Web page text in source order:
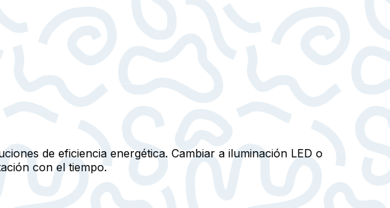
de eficiencia energética. Cambiar a iluminación LED o
con el tiempo.